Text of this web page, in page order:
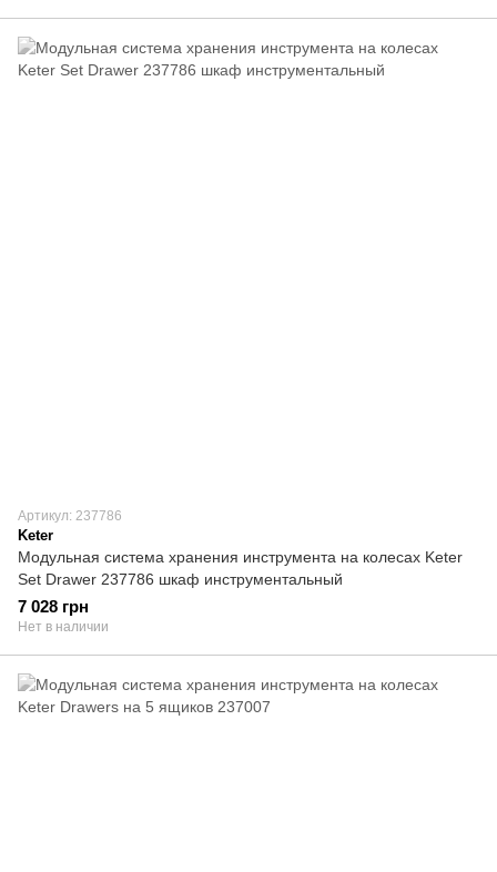
Артикул: 237786
Keter
Модульная система хранения инструмента на колесах Keter
Set Drawer 237786 шкаф инструментальный
7 028 грн
Нет в наличии